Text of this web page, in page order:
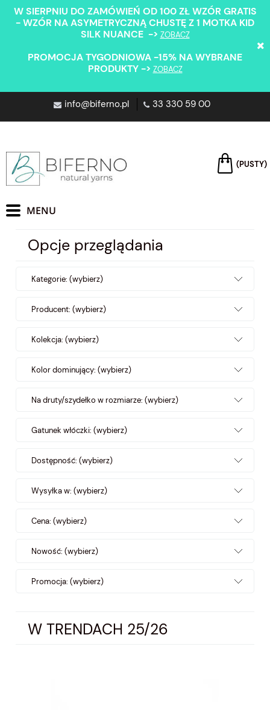
W SIERPNIU DO ZAMÓWIEŃ OD 100 ZŁ WZÓR GRATIS
- WZÓR NA ASYMETRYCZNĄ CHUSTĘ Z 1 MOTKA KID
SILK NUANCE -> ZOBACZ
PROMOCJA TYGODNIOWA -15% NA WYBRANE
PRODUKTY -> ZOBACZ
info@biferno.pl 33 330 59 00
(PUSTY)
Opcje przeglądania
Kategorie: (wybierz)
Producent: (wybierz)
Kolekcja: (wybierz)
Kolor dominujący: (wybierz)
Na druty/szydełko w rozmiarze: (wybierz)
Gatunek włóczki: (wybierz)
Dostępność: (wybierz)
Wysyłka w: (wybierz)
Cena: (wybierz)
Nowość: (wybierz)
Promocja: (wybierz)
W TRENDACH 25/26